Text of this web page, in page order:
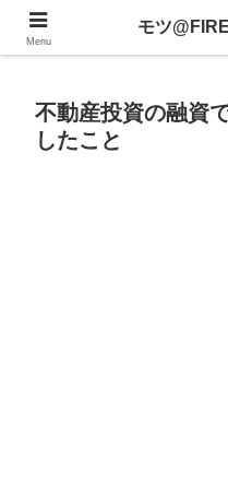
不動産、投資信託、暗号
不動産投資の融資
したこと
Menu
モツ